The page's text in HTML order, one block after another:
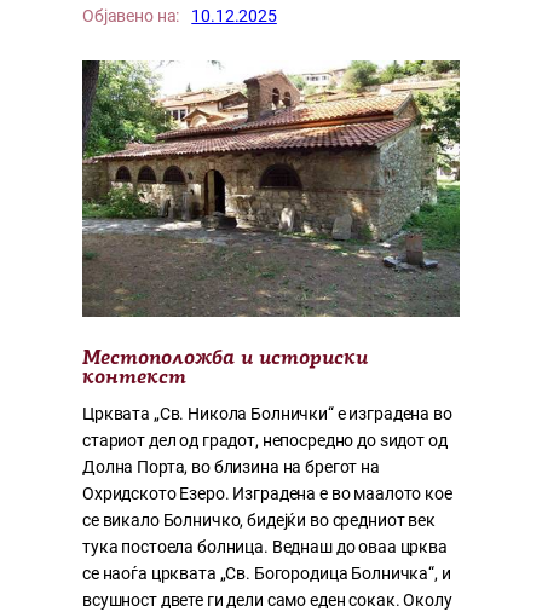
Објавено на: 10.12.2025
Местоположба и историски
контекст
Црквата „Св. Никола Болнички“ е изградена во
стариот дел од градот, непосредно до ѕидот од
Долна Порта, во близина на брегот на
Охридското Езеро. Изградена е во маалото кое
се викало Болничко, бидејќи во средниот век
тука постоела болница. Веднаш до оваа црква
се наоѓа црквата „Св. Богородица Болничка“, и
всушност двете ги дели само еден сокак. Околу